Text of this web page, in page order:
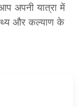
अपनी यात्रा में
और कल्याण के